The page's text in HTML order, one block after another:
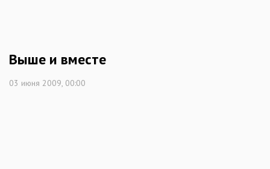
Выше и вместе
03 июня 2009, 00:00